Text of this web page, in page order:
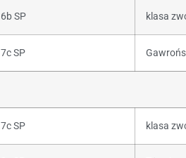
6b SP klasa
7c SP
7c SP klasa